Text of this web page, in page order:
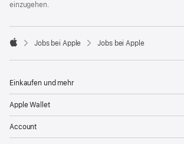
einzugehen.

Jobs bei Apple Jobs bei Apple
Einkaufen und mehr
Apple Wallet
Account